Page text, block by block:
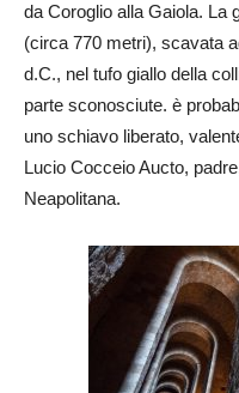
da Coroglio alla Gaiola. La
(circa 770 metri), scavata
d.C., nel tufo giallo della
parte sconosciute. è
uno schiavo liberato,
Lucio Cocceio Aucto,
Neapolitana.